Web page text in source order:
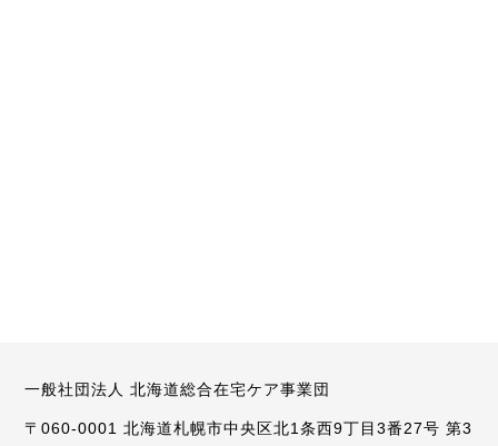
一般社団法人 北海道総合在宅ケア事業団
〒060-0001 北海道札幌市中央区北1条西9丁目3番27号 第3